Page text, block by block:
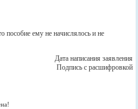
пособие ему не начислялось и не
Дата написания заявления
Подпись с расшифровкой